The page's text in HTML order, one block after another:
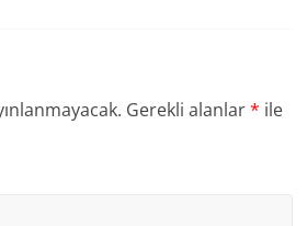
Gerekli alanlar* ile